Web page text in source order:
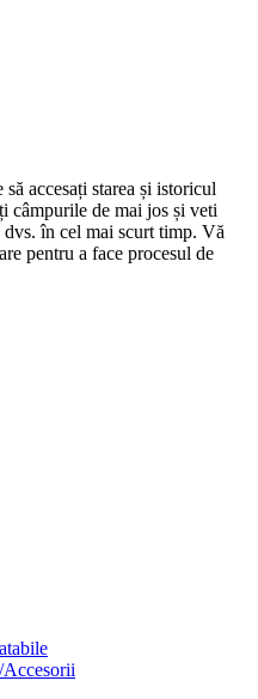
accesați starea și istoricul
câmpurile de mai jos și veti
în cel mai scurt timp. Vă
pentru a face procesul de
Accesorii